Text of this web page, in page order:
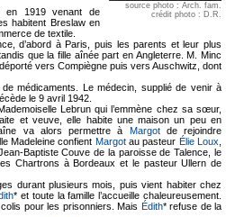
source photo : Arch. fam.
crédit photo : D.R.
en 1919 venant de
habitent Breslaw en
de textile.
d’abord à Paris, puis les parents et leur plus
que la fille aînée part en Angleterre. M. Minc
vers Compiègne puis vers Auschwitz, dont
médicaments. Le médecin, supplié de venir à
le 9 avril 1942.
Lebrun qui l’emmène chez sa sœur,
et veuve, elle habite une maison un peu en
va alors permettre à Margotde rejoindre
Madeleine confient Margotau pasteur Élie Loux
Baptiste Couve de la paroisse de Talence, le
Chartrons à Bordeaux et le pasteur Ullern de
durant plusieurs mois, puis vient habiter chez
* et toute la famille l’accueille chaleureusement.
pour les prisonniers. Mais Édith* refuse de la